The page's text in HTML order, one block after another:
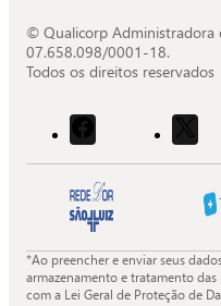
© Qualicorp Administradora
07.658.098/0001-18.
Todos os direitos reservados
Acessar
o
Facebook
da
Quali.
o
X
*Ao preencher e enviar seus
armazenamento e tratamento
com a Lei Geral de Proteção de